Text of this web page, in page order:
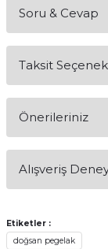
Soru & Cevap
Taksit
Önerileriniz
konularda
kullanarak
Ürün resmi
Alışveriş
Etiketler :
doğsan pegelak